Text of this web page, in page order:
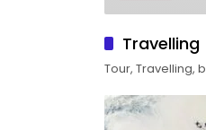
Travelling
Tour, Travelling,